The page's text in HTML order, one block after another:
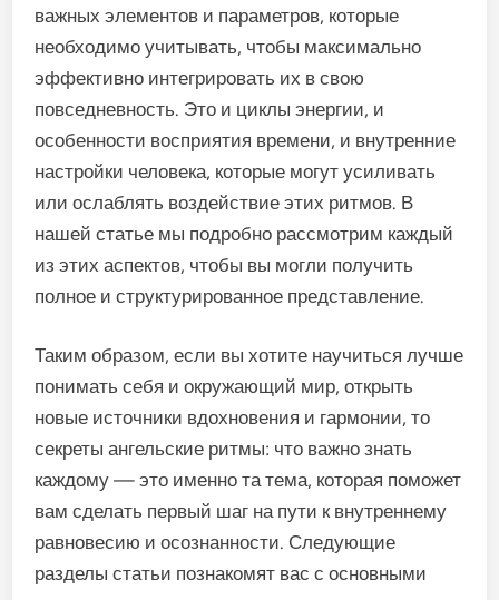
важных элементов и параметров, которые
необходимо учитывать, чтобы максимально
эффективно интегрировать их в свою
повседневность. Это и циклы энергии, и
особенности восприятия времени, и внутренние
настройки человека, которые могут усиливать
или ослаблять воздействие этих ритмов. В
нашей статье мы подробно рассмотрим каждый
из этих аспектов, чтобы вы могли получить
полное и структурированное представление.
Таким образом, если вы хотите научиться лучше
понимать себя и окружающий мир, открыть
новые источники вдохновения и гармонии, то
секреты ангельские ритмы: что важно знать
каждому — это именно та тема, которая поможет
вам сделать первый шаг на пути к внутреннему
равновесию и осознанности. Следующие
разделы статьи познакомят вас с основными